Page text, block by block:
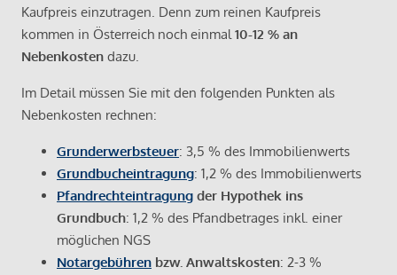
Kaufpreis einzutragen. Denn zum reinen Kaufpreis
kommen in Österreich noch einmal10-12 % an
Nebenkosten dazu.
Im Detail müssen Sie mit den folgenden Punkten als
Nebenkosten rechnen:
Grunderwerbsteuer: 3,5 % des Immobilienwerts
Grundbucheintragung: 1,2 % des Immobilienwerts
Pfandrechteintragung der Hypothek ins
Grundbuch: 1,2 % des Pfandbetrages inkl. einer
möglichen NGS
Notargebühren bzw. Anwaltskosten: 2-3 %